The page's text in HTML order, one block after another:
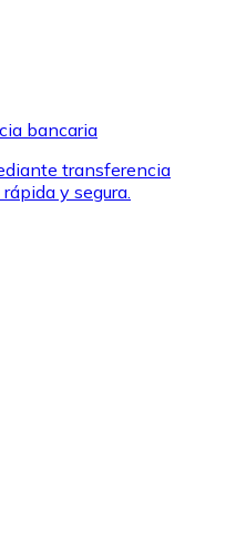
para comprar
tus marcas favoritas con
bancaria
transferencia
y segura.